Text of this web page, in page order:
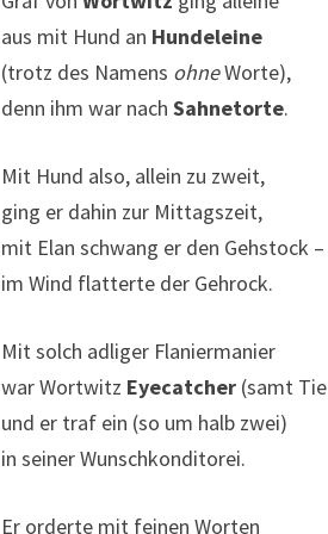
aus mit Hund an Hundeleine
(trotz des Namens ohneWorte),
denn ihm war nach Sahnetorte.
Mit Hund also, allein zu zweit,
ging er dahin zur Mittagszeit,
mit Elan schwang er den Gehstock –
im Wind flatterte der Gehrock.
Mit solch adliger Flaniermanier
war Wortwitz Eyecatcher (samt
und er traf ein (so um halb zwei)
in seiner Wunschkonditorei.
Er orderte mit feinen Worten